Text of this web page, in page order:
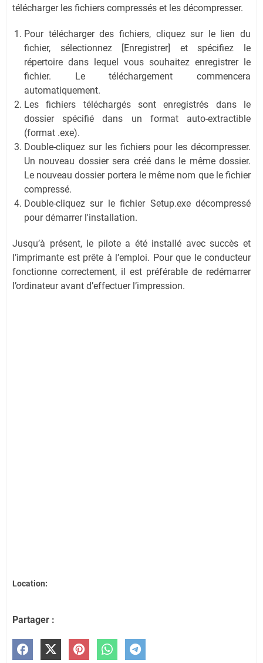
télécharger les fichiers compressés et les décompresser.
Pour télécharger des fichiers, cliquez sur le lien du
fichier, sélectionnez [Enregistrer] et spécifiez le
répertoire dans lequel vous souhaitez enregistrer le
fichier. Le téléchargement commencera
automatiquement.
Les fichiers téléchargés sont enregistrés dans le
dossier spécifié dans un format auto-extractible
(format .exe).
Double-cliquez sur les fichiers pour les décompresser.
Un nouveau dossier sera créé dans le même dossier.
Le nouveau dossier portera le même nom que le fichier
compressé.
Double-cliquez sur le fichier Setup.exe décompressé
pour démarrer l'installation.
Jusqu’à présent, le pilote a été installé avec succès et
l’imprimante est prête à l’emploi. Pour que le conducteur
fonctionne correctement, il est préférable de redémarrer
l’ordinateur avant d’effectuer l’impression.
Location:
Partager :